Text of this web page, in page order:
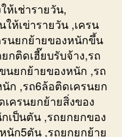
ห้เช่ารายวัน,
ให้เข่ารายวัน ,เครน
รนยกย้ายของหนักขึ้น
กติดเฮี๊ยบรับจ้าง,รถ
นยกย้ายของหนัก ,รถ
ก ,รถ6ล้อติดเครนยก
ครนยกย้ายสิ่งของ
เป็นตัน ,รถยกยกของ
นัก5ตัน ,รถยกยกย้าย